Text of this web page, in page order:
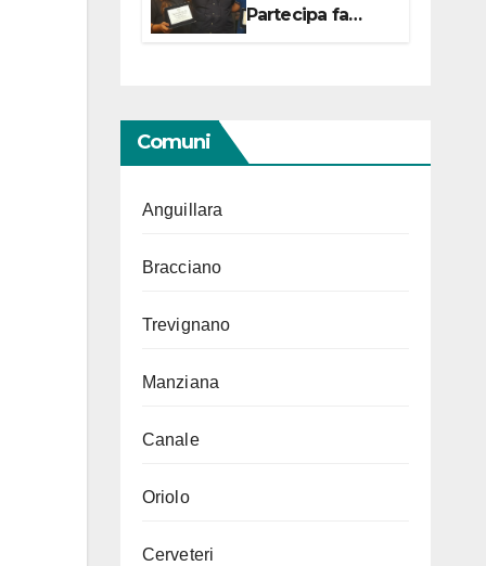
Partecipa fa
centro con due
Comuni
Anguillara
Bracciano
Trevignano
Manziana
Canale
Oriolo
Cerveteri